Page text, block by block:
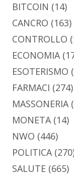
BITCOIN (14)
CANCRO (163)
CONTROLLO
ECONOMIA
ESOTERISMO
FARMACI (274)
MASSONERIA
MONETA(14)
NWO (446)
POLITICA
SALUTE (665)